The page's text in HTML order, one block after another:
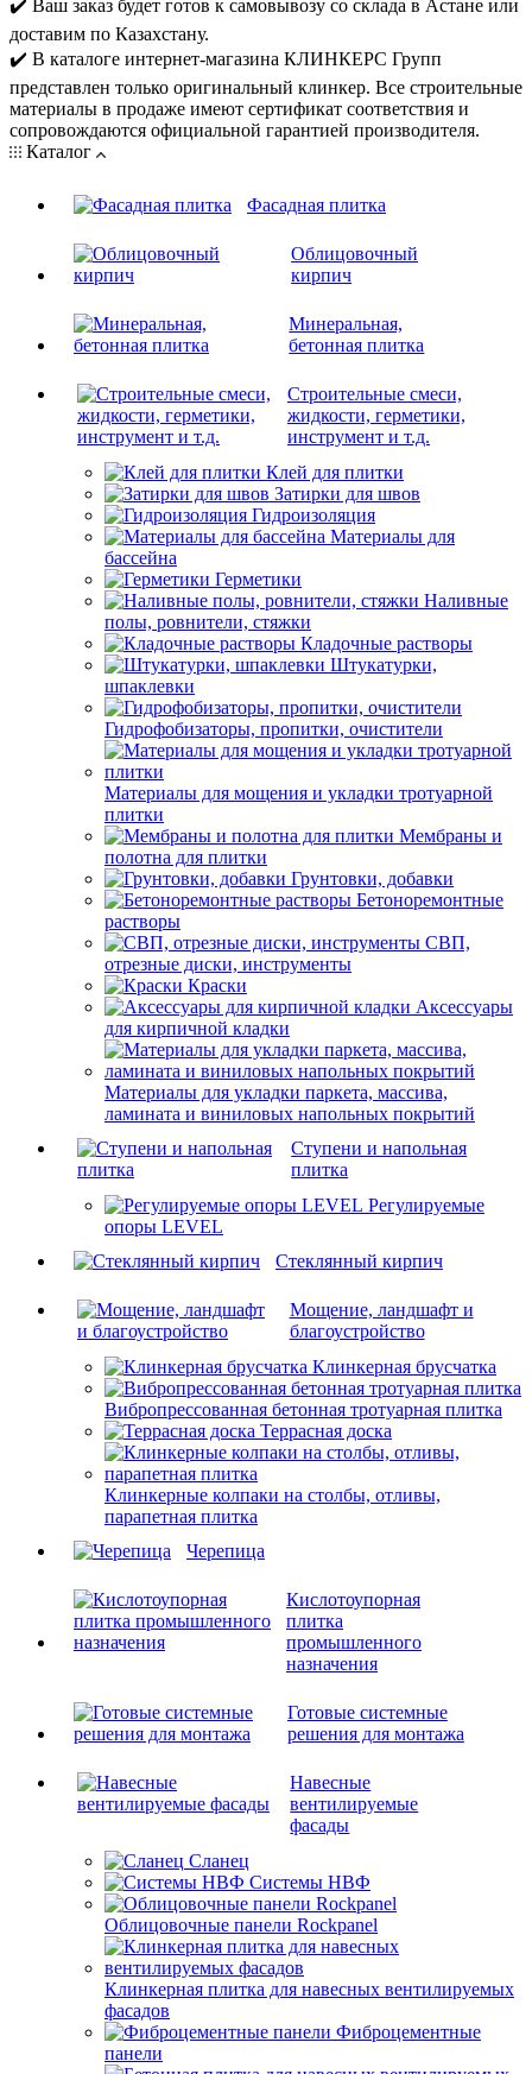
✔️ Ваш заказ будет готов к самовывозу со склада в Астане или
доставим по Казахстану.
✔️ В каталоге интернет-магазина КЛИНКЕРС Групп
представлен только оригинальный клинкер. Все строительные
материалы в продаже имеют сертификат соответствия и
сопровождаются официальной гарантией производителя.
Каталог
Фасадная плитка
Облицовочный
кирпич
Минеральная,
бетонная плитка
Строительные смеси,
жидкости, герметики,
инструмент и т.д.
Клей для плитки
Затирки для швов
Гидроизоляция
Материалы для
бассейна
Герметики
Наливные
полы, ровнители, стяжки
Кладочные растворы
Штукатурки,
шпаклевки
Гидрофобизаторы, пропитки, очистители
Материалы для мощения и укладки тротуарной
плитки
Мембраны и
полотна для плитки
Грунтовки, добавки
Бетоноремонтные
растворы
СВП,
отрезные диски, инструменты
Краски
Аксессуары
для кирпичной кладки
Материалы для укладки паркета, массива,
ламината и виниловых напольных покрытий
Ступени и напольная
плитка
Регулируемые
опоры LEVEL
Cтеклянный кирпич
Мощение, ландшафт и
благоустройство
Клинкерная брусчатка
Вибропрессованная бетонная тротуарная плитка
Террасная доска
Клинкерные колпаки на столбы, отливы,
парапетная плитка
Черепица
Кислотоупорная
плитка
промышленного
назначения
Готовые системные
решения для монтажа
Навесные
вентилируемые
фасады
Сланец
Системы НВФ
Облицовочные панели Rockpanel
Клинкерная плитка для навесных вентилируемых
фасадов
Фиброцементные
панели